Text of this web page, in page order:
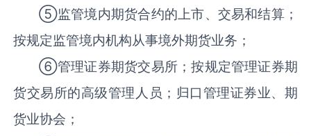
⑤监管境内期货合约的上市、交易和结算；
按规定监管境内机构从事境外期货业务；
⑥管理证券期货交易所；按规定管理证券期
货交易所的高级管理人员；归口管理证券业、期
货业协会；